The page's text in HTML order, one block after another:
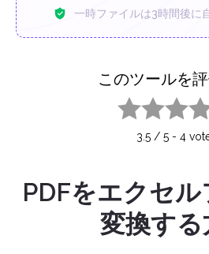
一時ファイルは3時間後に
このツールを
3.5 / 5 - 4
PDFをエクセ
変換する